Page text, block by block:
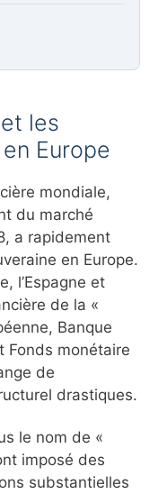
les
Europe
mondiale,
du marché
a rapidement
en Europe.
l’Espagne et
de la «
Banque
Fonds monétaire
de
drastiques.
le nom de «
imposé des
substantielles